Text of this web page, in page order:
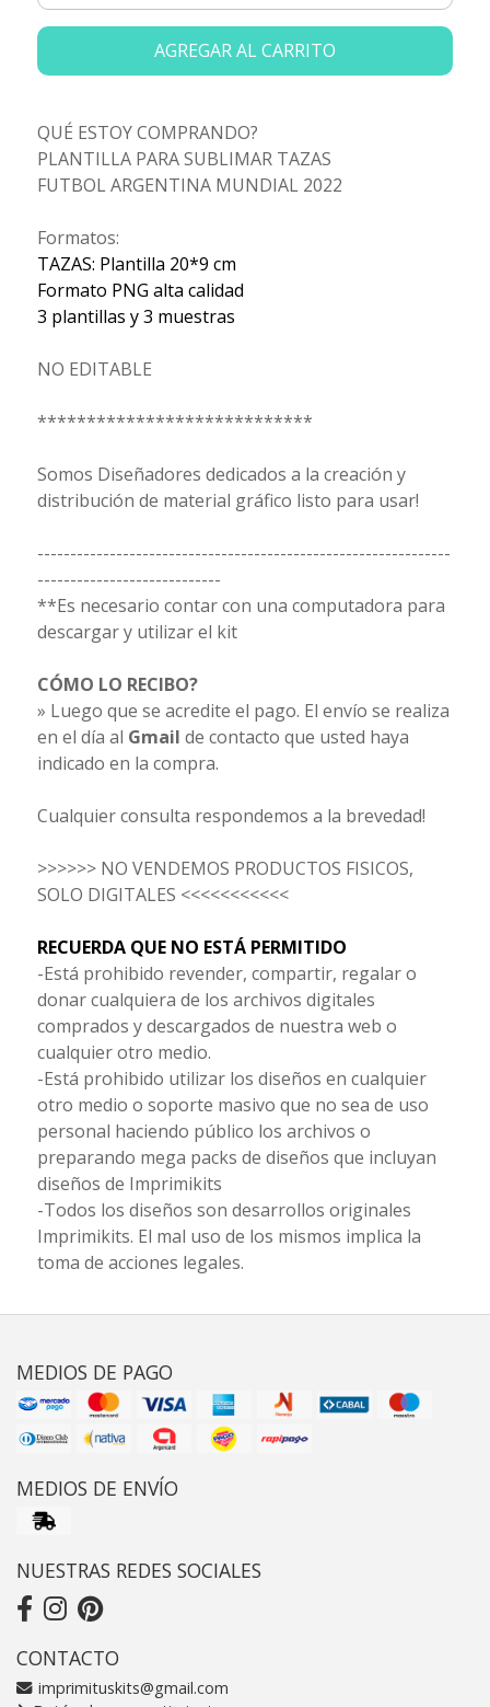
AGREGAR AL CARRITO
QUÉ ESTOY COMPRANDO?
PLANTILLA PARA SUBLIMAR TAZAS
FUTBOL ARGENTINA MUNDIAL 2022
Formatos:
TAZAS: Plantilla 20*9 cm
Formato PNG alta calidad
3 plantillas y 3 muestras
NO EDITABLE
****************************
Somos Diseñadores dedicados a la creación y
distribución de material gráfico listo para usar!
---------------------------------------------------------------
----------------------------
**Es necesario contar con una computadora para
descargar y utilizar el kit
CÓMO LO RECIBO?
» Luego que se acredite el pago. El envío se realiza
en el día al Gmail de contacto que usted haya
indicado en la compra.
Cualquier consulta respondemos a la brevedad!
>>>>>> NO VENDEMOS PRODUCTOS FISICOS,
SOLO DIGITALES <<<<<<<<<<<
RECUERDA QUE NO ESTÁ PERMITIDO
-Está prohibido revender, compartir, regalar o
donar cualquiera de los archivos digitales
comprados y descargados de nuestra web o
cualquier otro medio.
-Está prohibido utilizar los diseños en cualquier
otro medio o soporte masivo que no sea de uso
personal haciendo público los archivos o
preparando mega packs de diseños que incluyan
diseños de Imprimikits
-Todos los diseños son desarrollos originales
Imprimikits. El mal uso de los mismos implica la
toma de acciones legales.
MEDIOS DE PAGO
MEDIOS DE ENVÍO
NUESTRAS REDES SOCIALES
CONTACTO
imprimituskits@gmail.com